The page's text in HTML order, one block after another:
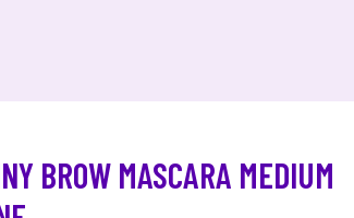
BROW MASCARA MEDIUM